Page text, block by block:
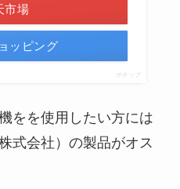
市場
ッピング
ポチップ
をを使用したい方には
式会社）の製品がオス